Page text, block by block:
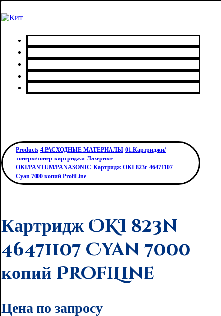
Products 4.РАСХОДНЫЕ МАТЕРИАЛЫ 01.Картриджи/
тонеры/тонер-картриджи Лазерные
OKI/PANTUM/PANASONIC Картридж OKI 823n 46471107
Cyan 7000 копий ProfiLine
Картридж OKI 823n
46471107 Cyan 7000
копий ProfiLine
Цена по запросу